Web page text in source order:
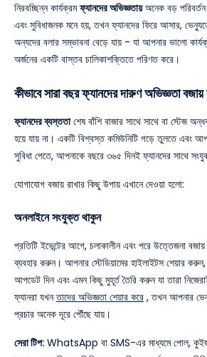
নিরবচ্ছিন্ন কার্যক্রমফ্যানদের অভিজ্ঞতায়অনেক বড়
এবং সুবিধাজনক মনে হয়, তখন ফ্যানদের ফিরে আসার,
অন্যদের বলার সম্ভাবনা বেড়ে যায় - যা আপনার ভালো
অর্জনের একটি বাস্তব চালিকাশক্তিতে পরিণত করে।
কীভাবে সারা বছর ফ্যানদের দারুণ অভিজ্ঞতা বজায়
ফ্যানদের ব্যস্ততাশেষ বাঁশি বাজার সাথে সাথে বা স্টেজ
হয়ে যায় না। একটি বিশ্বস্ত কমিউনিটি গড়ে তুলতে এবং
সুবিধা পেতে, আপনাকে বছরে ৩৬৫ দিনই ফ্যানদের সাথে
যোগাযোগ বজায় রাখার কিছু উপায় এখানে দেওয়া হলো:
অনলাইনে সংযুক্ত থাকুন
প্রতিটি ইভেন্টের আগে, চলাকালীন এবং পরে উত্তেজনা বজায়
ব্যবহার করুন। আপনার স্টেডিয়ামের হাইলাইটস শেয়ার
আপডেট দিন এবং এমন কিছু মুহূর্ত তৈরি করুন যা তারা
ফ্যানরা যখনতাদের অভিজ্ঞতা শেয়ার করে , তখন আপনার
প্রচার অনেক দূরে পৌঁছে যায়।
সেরা টিপ: WhatsApp বা SMS-এর মাধ্যমে পোল, কুইজ